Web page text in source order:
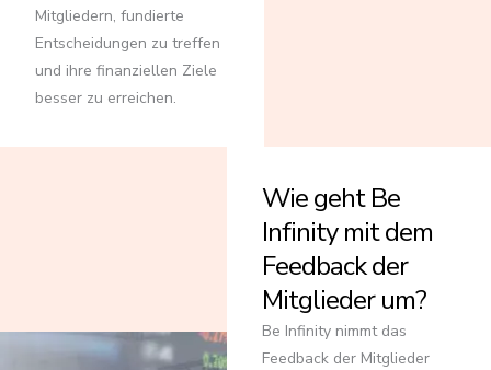
Mitgliedern, fundierte
Entscheidungen zu treffen
und ihre finanziellen Ziele
besser zu erreichen.
Wie geht Be
Infinity mit dem
Feedback der
Mitglieder um?
Be Infinity nimmt das
Feedback der Mitglieder